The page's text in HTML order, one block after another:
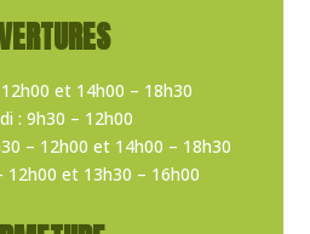
et 14h00 – 18h30
: 9h30 – 12h00
– 12h00 et 14h00 – 18h30
12h00 et 13h30 – 16h00